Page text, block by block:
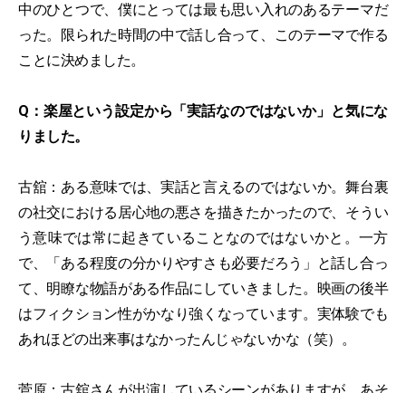
中のひとつで、僕にとっては最も思い入れのあるテーマだ
った。限られた時間の中で話し合って、このテーマで作る
ことに決めました。
Q：楽屋という設定から「実話なのではないか」と気にな
りました。
古舘：ある意味では、実話と言えるのではないか。舞台裏
の社交における居心地の悪さを描きたかったので、そうい
う意味では常に起きていることなのではないかと。一方
で、「ある程度の分かりやすさも必要だろう」と話し合っ
て、明瞭な物語がある作品にしていきました。映画の後半
はフィクション性がかなり強くなっています。実体験でも
あれほどの出来事はなかったんじゃないかな（笑）。